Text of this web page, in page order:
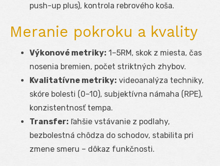
push-up plus), kontrola rebrového koša.
Meranie pokroku a kvality
Výkonové metriky: 1–5RM, skok z miesta, čas
nosenia bremien, počet striktných zhybov.
Kvalitatívne metriky: videoanalýza techniky,
skóre bolesti (0–10), subjektívna námaha (RPE),
konzistentnosť tempa.
Transfer: ľahšie vstávanie z podlahy,
bezbolestná chôdza do schodov, stabilita pri
zmene smeru – dôkaz funkčnosti.